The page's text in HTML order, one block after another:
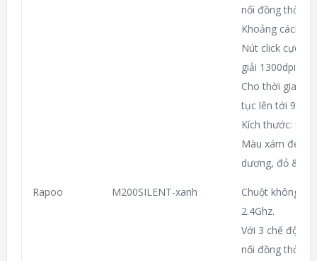
nối đồng thời
Khoảng cách
Nút click cực
giải 1300dpi.
Cho thời gian
tục lên tới 9
Kích thước:
Màu xám đen,
dương, đỏ &
Rapoo M200SILENT-xanh
Chuột không
2.4Ghz.
Với 3 chế độ
nối đồng thời